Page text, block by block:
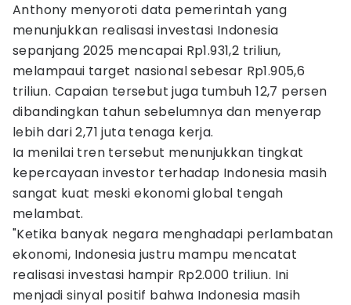
Anthony menyoroti data pemerintah yang
menunjukkan realisasi investasi Indonesia
sepanjang 2025 mencapai Rp1.931,2 triliun,
melampaui target nasional sebesar Rp1.905,6
triliun. Capaian tersebut juga tumbuh 12,7 persen
dibandingkan tahun sebelumnya dan menyerap
lebih dari 2,71 juta tenaga kerja.
Ia menilai tren tersebut menunjukkan tingkat
kepercayaan investor terhadap Indonesia masih
sangat kuat meski ekonomi global tengah
melambat.
"Ketika banyak negara menghadapi perlambatan
ekonomi, Indonesia justru mampu mencatat
realisasi investasi hampir Rp2.000 triliun. Ini
menjadi sinyal positif bahwa Indonesia masih